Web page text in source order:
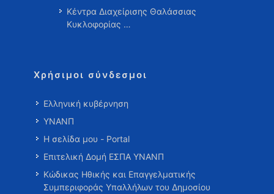
Κέντρα Διαχείρισης Θαλάσσιας
Κυκλοφορίας …
Χρήσιμοι σύνδεσμοι
Ελληνική κυβέρνηση
ΥΝΑΝΠ
Η σελίδα μου - Portal
Επιτελική Δομή ΕΣΠΑ ΥΝΑΝΠ
Κώδικας Ηθικής και Επαγγελματικής
Συμπεριφοράς Υπαλλήλων του Δημοσίου